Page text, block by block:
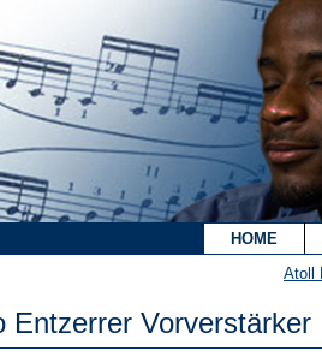
HOME
`
Atoll
Entzerrer Vorverstärker